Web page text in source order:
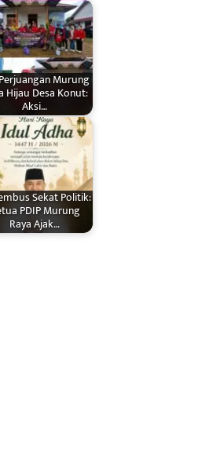
Murung
Hijau Desa Konut:
Aksi…
Sekat Politik:
PDIP Murung
Raya Ajak…